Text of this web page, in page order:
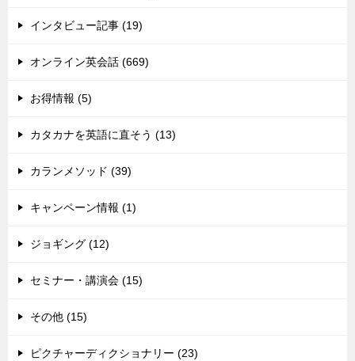
インタビュー記事 (19)
オンライン英会話 (669)
お得情報 (5)
カタカナを英語に直そう (13)
カランメソッド (39)
キャンペーン情報 (1)
ジョギング (12)
セミナー・講演会 (15)
その他 (15)
ピクチャーディクショナリー (23)